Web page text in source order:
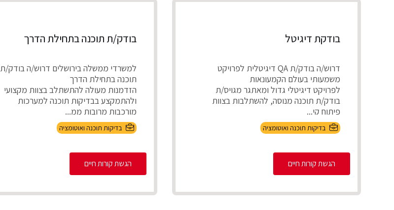
בודקת דיגיטל
דרוש/ה בודק/ת QA דיגיטלית לפרויקט
משמעותי בעולם הקמעונאות
לפרויקט דיגיטלי גדול ומאתגר מגויס/ת
בודק/ת תוכנה מנוסה, להשתלבות בצוות
פיתוח קי...
בדיקות תוכנה ואוטומציה
הגשת קורות חיים
בודק/ת תוכנה בתחילת הדרך
למשרדי ממשלה בירושלים דרוש/ה בודק/ת
תוכנה בתחילת הדרך
הזדמנות מעולה להתשתלב בצוות מקצועי
ולהתמקצע בבדיקות תוכנה למערכות
מורכבות מרובות ממ...
בדיקות תוכנה ואוטומציה
הגשת קורות חיים